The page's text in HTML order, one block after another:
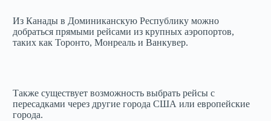
Из Канады в Доминиканскую Республику можно
добраться прямыми рейсами из крупных аэропортов,
таких как Торонто, Монреаль и Ванкувер.
Также существует возможность выбрать рейсы с
пересадками через другие города США или европейские
города.